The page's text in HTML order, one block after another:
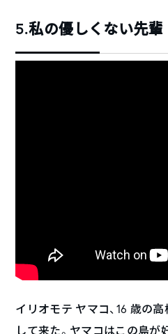
5.私の優しくない先輩
イリオモテ ヤマコ、16 歳の
して来た。ヤマコはこの島が